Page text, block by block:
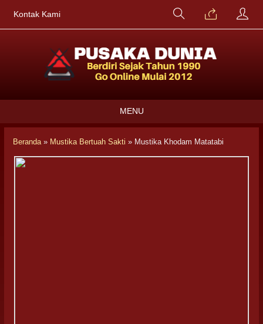
Kontak Kami
MENU
Beranda» Mustika Bertuah Sakti » Mustika Khodam Matatabi